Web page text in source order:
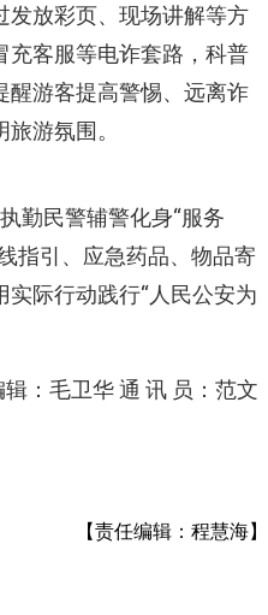
发放彩页、现场讲解等方
充客服等电诈套路，科普
醒游客提高警惕、远离诈
游氛围。
勤民警辅警化身“服务
指引、应急药品、物品寄
际行动践行“人民公安为
辑：毛卫华 通 讯 员：范文
【责任编辑：程慧海】